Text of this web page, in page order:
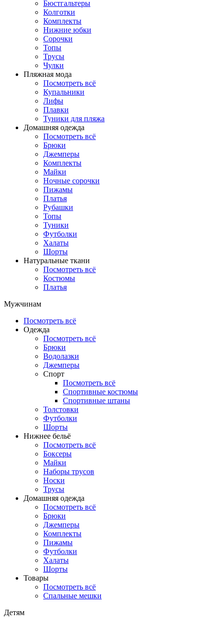
Бюстгальтеры
Колготки
Комплекты
Нижние юбки
Сорочки
Топы
Трусы
Чулки
Пляжная мода
Посмотреть всё
Купальники
Лифы
Плавки
Туники для пляжа
Домашняя одежда
Посмотреть всё
Брюки
Джемперы
Комплекты
Майки
Ночные сорочки
Пижамы
Платья
Рубашки
Топы
Туники
Футболки
Халаты
Шорты
Натуральные ткани
Посмотреть всё
Костюмы
Платья
Мужчинам
Посмотреть всё
Одежда
Посмотреть всё
Брюки
Водолазки
Джемперы
Спорт
Посмотреть всё
Спортивные костюмы
Спортивные штаны
Толстовки
Футболки
Шорты
Нижнее бельё
Посмотреть всё
Боксеры
Майки
Наборы трусов
Носки
Трусы
Домашняя одежда
Посмотреть всё
Брюки
Джемперы
Комплекты
Пижамы
Футболки
Халаты
Шорты
Товары
Посмотреть всё
Спальные мешки
Детям